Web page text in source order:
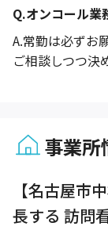
Q.オンコール業
A.常勤は必ずお
ご相談しつつ決
事業所
【名古屋市
長する 訪問